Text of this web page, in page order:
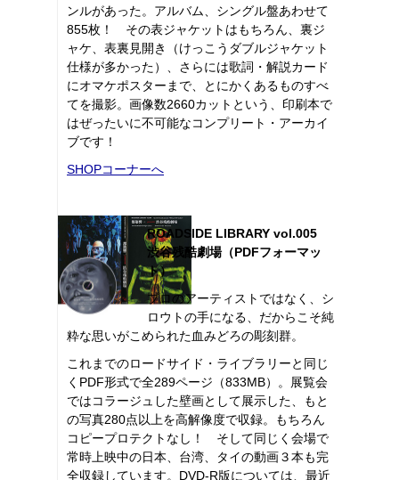
ンルがあった。アルバム、シングル盤あわせて
855枚！ その表ジャケットはもちろん、裏ジ
ャケ、表裏見開き（けっこうダブルジャケット
仕様が多かった）、さらには歌詞・解説カード
にオマケポスターまで、とにかくあるものすべ
てを撮影。画像数2660カットという、印刷本で
はぜったいに不可能なコンプリート・アーカイ
ブです！
SHOPコーナーへ
ROADSIDE LIBRARY vol.005
渋谷残酷劇場（PDFフォーマッ
ト）
プロのアーティストではなく、シ
ロウトの手になる、だからこそ純
粋な思いがこめられた血みどろの彫刻群。
これまでのロードサイド・ライブラリーと同じ
くPDF形式で全289ページ（833MB）。展覧会
ではコラージュした壁画として展示した、もと
の写真280点以上を高解像度で収録。もちろん
コピープロテクトなし！ そして同じく会場で
常時上映中の日本、台湾、タイの動画３本も完
全収録しています。DVD-R版については、最近